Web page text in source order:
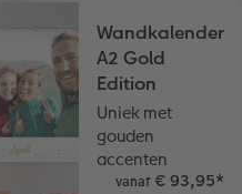
Wandkalender
A2 Gold
Edition
Uniek met
gouden
accenten
vanaf € 93,95*